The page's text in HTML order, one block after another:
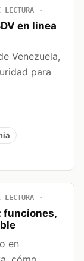
en linea
Venezuela,
para
funciones,
en